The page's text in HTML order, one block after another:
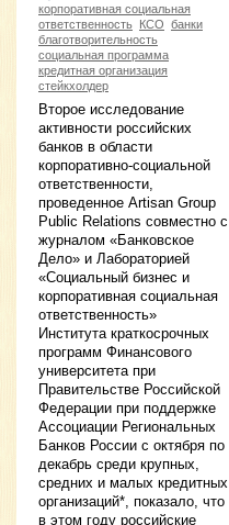
корпоративная социальная
ответственность КСО банки
благотворительность
социальная программа
кредитная организация
стейкхолдер
Второе исследование
активности российских
банков в области
корпоративно-социальной
ответственности,
проведенное Artisan Group
Public Relations совместно с
журналом «Банковское
Дело» и Лабораторией
«Социальный бизнес и
корпоративная социальная
ответственность»
Института краткосрочных
программ Финансового
университета при
Правительстве Российской
Федерации при поддержке
Ассоциации Региональных
Банков России с октября по
декабрь среди крупных,
средних и малых кредитных
организаций*, показало, что
в этом году российские